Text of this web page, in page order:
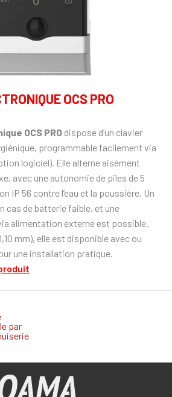
OCS PRO
OCS PRO dispose d’un clavier
programmable facilement via
logiciel). Elle alterne aisément
avec une autonomie de piles de 5
IP 56 contre l’eau et la poussière. Un
cas de batterie faible, et une
alimentation externe est possible.
mm), elle est disponible avec ou
une installation pratique.
par